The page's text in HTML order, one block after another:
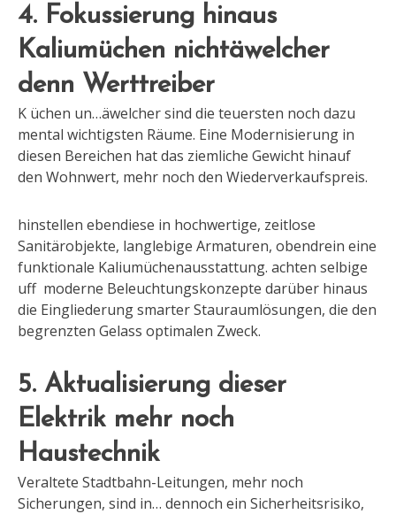
4. Fokussierung hinaus
Kaliumüchen nichtäwelcher
denn Werttreiber
K üchen un…äwelcher sind die teuersten noch dazu
mental wichtigsten Räume. Eine Modernisierung in
diesen Bereichen hat das ziemliche Gewicht hinauf
den Wohnwert, mehr noch den Wiederverkaufspreis.
hinstellen ebendiese in hochwertige, zeitlose
Sanitärobjekte, langlebige Armaturen, obendrein eine
funktionale Kaliumüchenausstattung. achten selbige
uff moderne Beleuchtungskonzepte darüber hinaus
die Eingliederung smarter Stauraumlösungen, die den
begrenzten Gelass optimalen Zweck.
5. Aktualisierung dieser
Elektrik mehr noch
Haustechnik
Veraltete Stadtbahn-Leitungen, mehr noch
Sicherungen, sind in… dennoch ein Sicherheitsrisiko,